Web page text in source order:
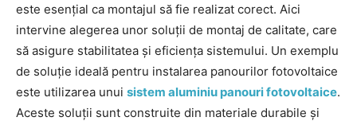
este esențial ca montajul să fie realizat corect. Aici
intervine alegerea unor soluții de montaj de calitate, care
să asigure stabilitatea și eficiența sistemului. Un exemplu
de soluție ideală pentru instalarea panourilor fotovoltaice
este utilizarea unui sistem aluminiu panouri fotovoltaice.
Aceste soluții sunt construite din materiale durabile și